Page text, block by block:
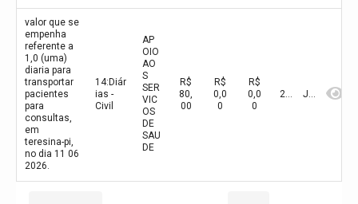
valor que se
empenha
referente a
1,0 (uma)
diaria para
transportar
pacientes
para
consultas,
em
teresina-pi,
no dia 11 06
2026.
14:Diár
ias -
Civil
AP
OIO
AO
S
SER
VIC
OS
DE
SAU
DE
R$
80,
00
R$
0,0
0
R$
0,0
0
2026 Junho